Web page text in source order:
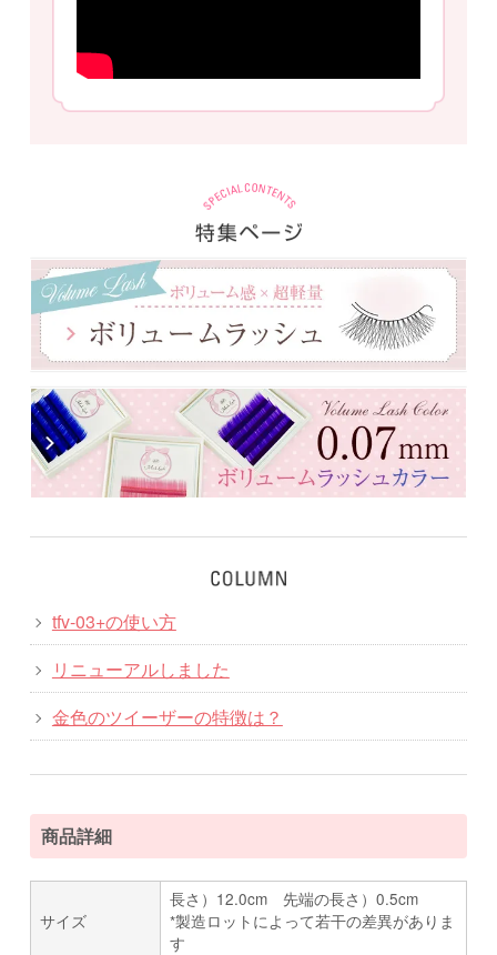
tfv-03+の使い方
リニューアルしました
金色のツイーザーの特徴は？
商品詳細
サイズ
長さ）12.0cm 先端の長さ）0.5cm
*製造ロットによって若干の差異がありま
す